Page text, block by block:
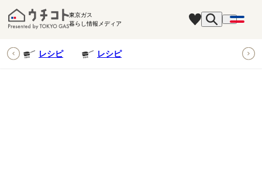
東京ガス
暮らし情報メディア
レシピ レシピ